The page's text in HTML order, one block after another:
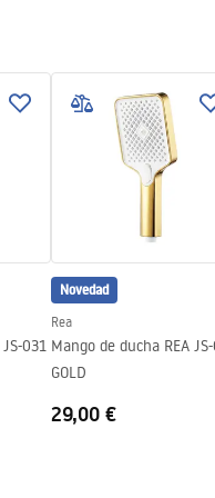
Novedad
Rea
Mango de ducha REA
GOLD
29,00 €